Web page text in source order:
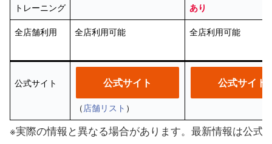
トレーニング
あり
全店舗利用 全店利用可能 全店利用可能
公式サイト 公式サイト
（ 店舗リスト ）
公式サイト
※実際の情報と異なる場合があります。最新情報は公式